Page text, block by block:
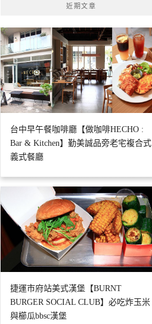
近期文章
台中早午餐咖啡廳【做咖啡HECHO :
Bar & Kitchen】勤美誠品旁老宅複合式
義式餐廳
捷運市府站美式漢堡【BURNT
BURGER SOCIAL CLUB】必吃炸玉米
與櫛瓜bbsc漢堡